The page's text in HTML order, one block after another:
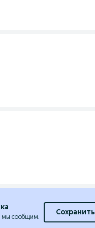
мы сообщим.
Сохранить